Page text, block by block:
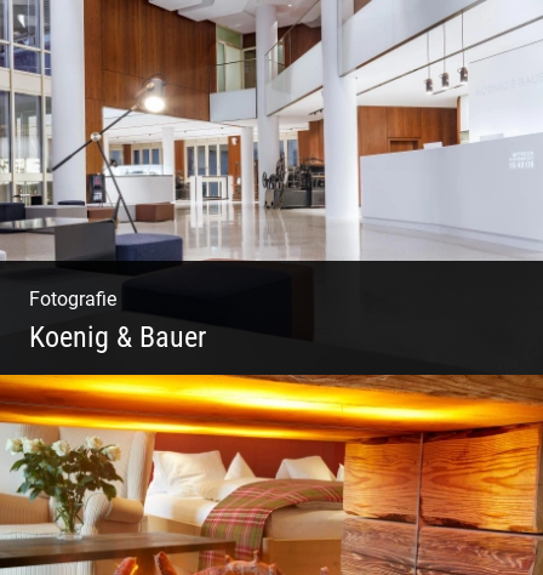
Freundliches Team | Moderne Zimmer |
Luxuriöser Spa | Coole Köche
Fotografie
Koenig & Bauer
Moderne Architektur | Offen & Futuristisch |
Foyer Gestaltung | Weite Räume